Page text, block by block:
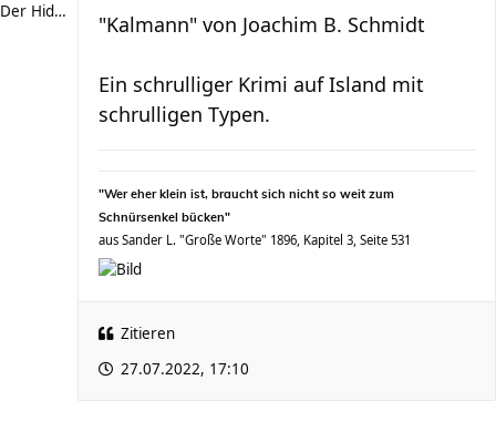
Der Hiddestorfer "Kalmann" von Joachim B. Schmidt
Ein schrulliger Krimi auf Island mit
schrulligen Typen.
"Wer eher klein ist, braucht sich nicht so weit zum
Schnürsenkel bücken"
aus Sander L. "Große Worte" 1896, Kapitel 3, Seite 531
Zitieren
27.07.2022, 17:10